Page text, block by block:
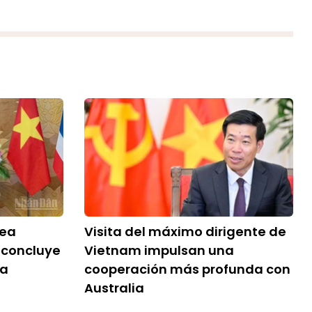
Visita del máximo dirigente de
Vietnam impulsan una
cooperación más profunda con
Australia